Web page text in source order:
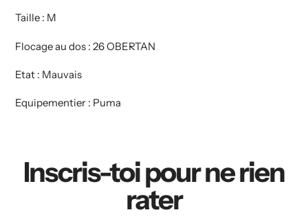
Taille : M
Flocage au dos : 26 OBERTAN
Etat : Mauvais
Equipementier : Puma
Inscris-toi pour ne rien
rater